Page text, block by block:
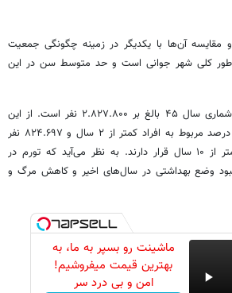
مقایسه آن‌ها با یکدیگر در زمینه چگونگی جمعیت
طور کلی شهر جوانی است و حد متوسط سن در این
رقم جمعیت تهران طبق سرشماری سال ۴۵ بالغ بر ۲.۸۲۷.۸۰۰ نفر است. از این
تعداد ۱.۴۵۲.۱۰۳ نفر یا ۱.۴ درصد مربوط به افراد کمتر از ۲ سال و ۸۲۴.۶۹۷ نفر
یا ۲۹.۲ درصد در سنین کمتر از ۱۰ سال قرار دارند. به نظر می‌آید که تورم در
وضع بهداشتی در سال‌های اخیر و کاهش مرگ و
ماشینت رو بسپر به ما، به
بهترین قیمت میفروشیم!
امن و بی درد سر